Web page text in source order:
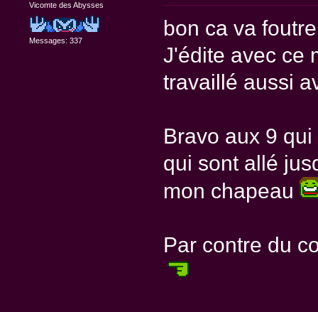
Vicomte des Abysses
Messages: 337
bon ca va
J'édite avec ce
travaillé aussi
Bravo aux 9
qui sont allé
mon chapeau
Par contre du